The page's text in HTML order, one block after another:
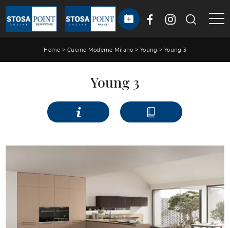
Home > Cucine Moderne Milano > Young > Young 3
Young 3